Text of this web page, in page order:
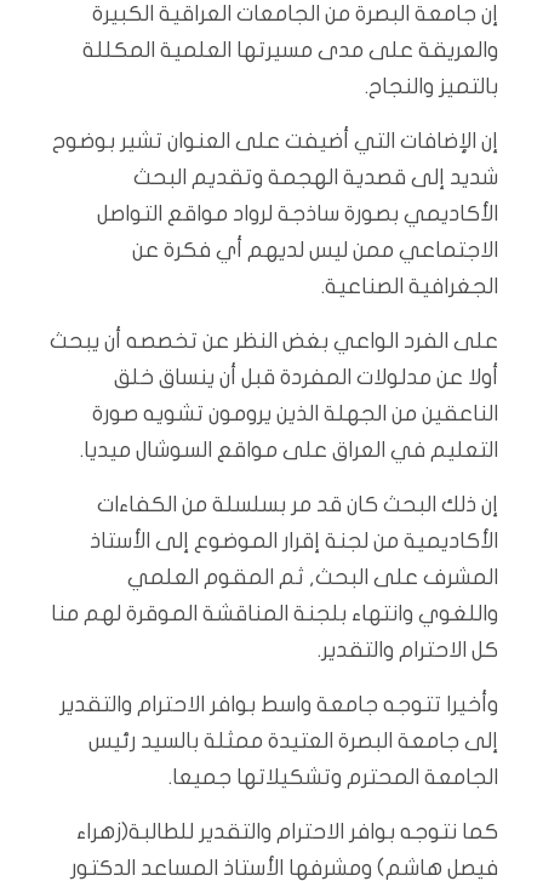
إن جامعة البصرة من الجامعات العراقية الكبيرة
والعريقة على مدى مسيرتها العلمية المكللة
بالتميز والنجاح.
إن الإضافات التي أضيفت على العنوان تشير بوضوح
شديد إلى قصدية الهجمة وتقديم البحث
الأكاديمي بصورة ساذجة لرواد مواقع التواصل
الاجتماعي ممن ليس لديهم أي فكرة عن
الجغرافية الصناعية.
على الفرد الواعي بغض النظر عن تخصصه أن يبحث
أولا عن مدلولات المفردة قبل أن ينساق خلق
الناعقين من الجهلة الذين يرومون تشويه صورة
التعليم في العراق على مواقع السوشال ميديا.
إن ذلك البحث كان قد مر بسلسلة من الكفاءات
الأكاديمية من لجنة إقرار الموضوع إلى الأستاذ
المشرف على البحث, ثم المقوم العلمي
واللغوي وانتهاء بلجنة المناقشة الموقرة لهم منا
كل الاحترام والتقدير.
وأخيرا تتوجه جامعة واسط بوافر الاحترام والتقدير
إلى جامعة البصرة العتيدة ممثلة بالسيد رئيس
الجامعة المحترم وتشكيلاتها جميعا.
كما نتوجه بوافر الاحترام والتقدير للطالبة(زهراء
فيصل هاشم) ومشرفها الأستاذ المساعد الدكتور